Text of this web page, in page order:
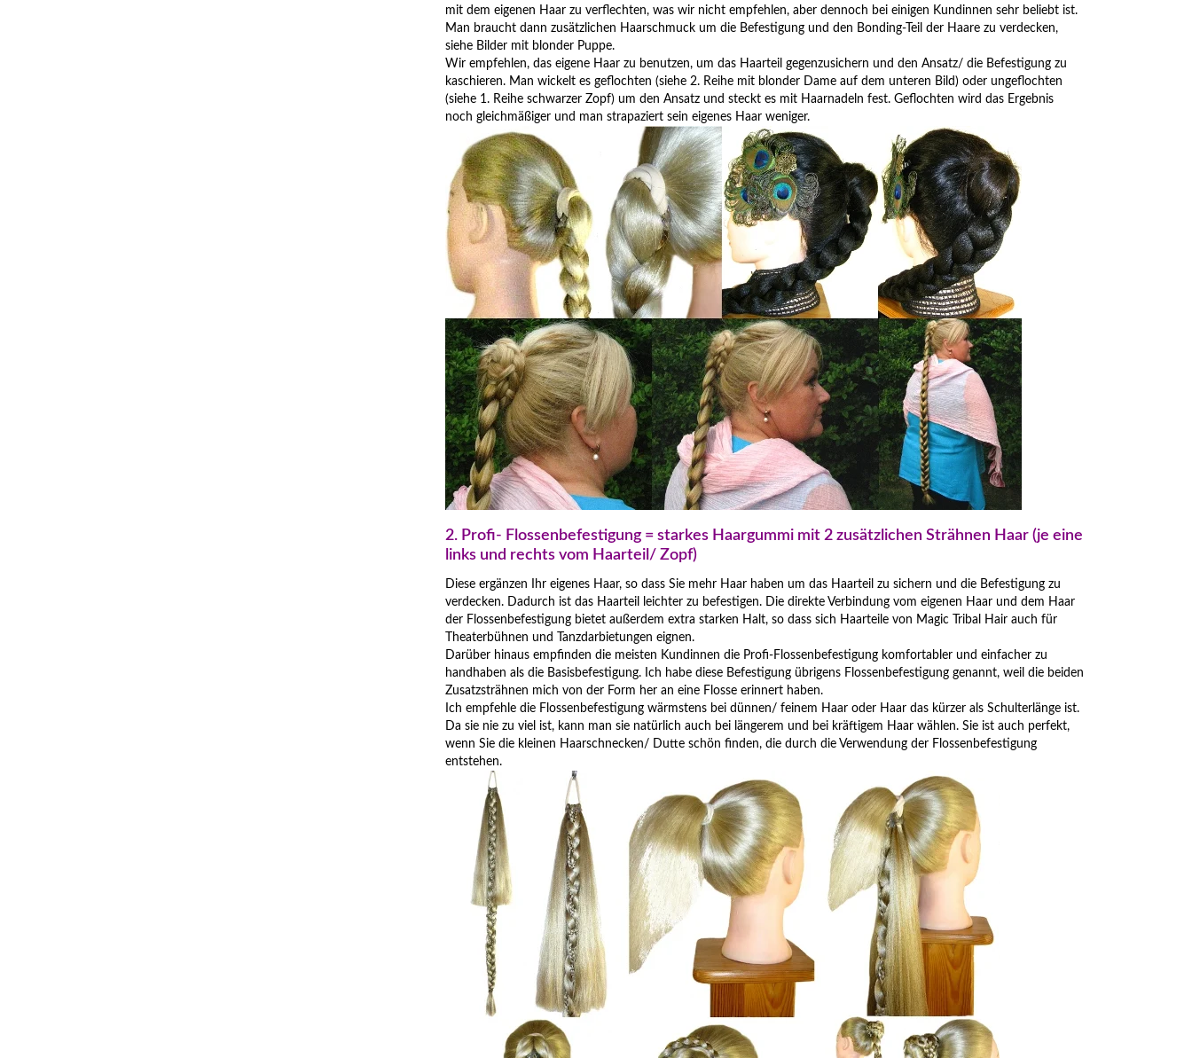
mit dem eigenen Haar zu verflechten, was wir nicht empfehlen, aber dennoch bei einigen Kundinnen sehr beliebt ist.
Man braucht dann zusätzlichen Haarschmuck um die Befestigung und den Bonding-Teil der Haare zu verdecken,
siehe Bilder mit blonder Puppe.
Wir empfehlen, das eigene Haar zu benutzen, um das Haarteil gegenzusichern und den Ansatz/ die Befestigung zu
kaschieren. Man wickelt es geflochten (siehe 2. Reihe mit blonder Dame auf dem unteren Bild) oder ungeflochten
(siehe 1. Reihe schwarzer Zopf) um den Ansatz und steckt es mit Haarnadeln fest. Geflochten wird das Ergebnis
noch gleichmäßiger und man strapaziert sein eigenes Haar weniger.
2. Profi- Flossenbefestigung = starkes Haargummi mit 2 zusätzlichen Strähnen Haar (je eine
links und rechts vom Haarteil/ Zopf)
Diese ergänzen Ihr eigenes Haar, so dass Sie mehr Haar haben um das Haarteil zu sichern und die Befestigung zu
verdecken. Dadurch ist das Haarteil leichter zu befestigen. Die direkte Verbindung vom eigenen Haar und dem Haar
der Flossenbefestigung bietet außerdem extra starken Halt, so dass sich Haarteile von Magic Tribal Hair auch für
Theaterbühnen und Tanzdarbietungen eignen.
Darüber hinaus empfinden die meisten Kundinnen die Profi-Flossenbefestigung komfortabler und einfacher zu
handhaben als die Basisbefestigung. Ich habe diese Befestigung übrigens Flossenbefestigung genannt, weil die beiden
Zusatzsträhnen mich von der Form her an eine Flosse erinnert haben.
Ich empfehle die Flossenbefestigung wärmstens bei dünnen/ feinem Haar oder Haar das kürzer als Schulterlänge ist.
Da sie nie zu viel ist, kann man sie natürlich auch bei längerem und bei kräftigem Haar wählen. Sie ist auch perfekt,
wenn Sie die kleinen Haarschnecken/ Dutte schön finden, die durch die Verwendung der Flossenbefestigung
entstehen.